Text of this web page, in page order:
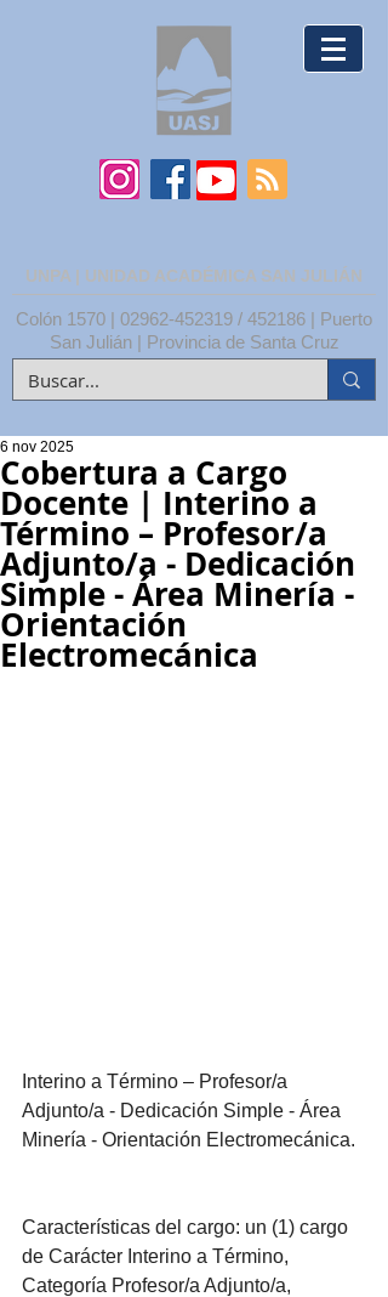
UNPA | UNIDAD ACADÉMICA SAN JULIÁN
Colón 1570 | 02962-452319 / 452186 | Puerto
San Julián | Provincia de Santa Cruz
Cobertura a Cargo
Docente | Interino a
Término – Profesor/a
Adjunto/a - Dedicación
Simple - Área Minería -
Orientación
Electromecánica
6 nov 2025
Interino a Término – Profesor/a
Adjunto/a - Dedicación Simple - Área
Minería - Orientación Electromecánica.
Características del cargo: un (1) cargo
de Carácter Interino a Término,
Categoría Profesor/a Adjunto/a,